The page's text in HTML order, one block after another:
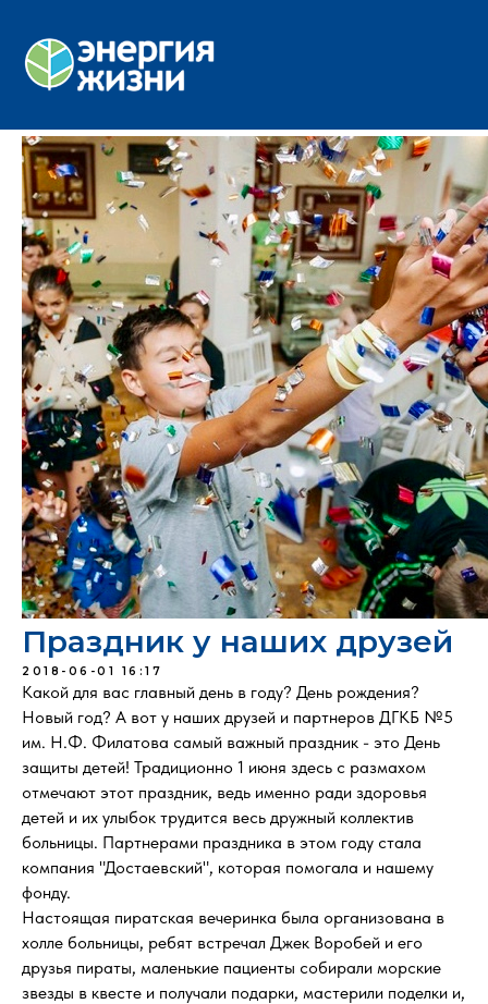
Праздник у наших друзей
2018-06-01 16:17
Какой для вас главный день в году? День рождения?
Новый год? А вот у наших друзей и партнеров ДГКБ №5
им. Н.Ф. Филатова самый важный праздник - это День
защиты детей! Традиционно 1 июня здесь с размахом
отмечают этот праздник, ведь именно ради здоровья
детей и их улыбок трудится весь дружный коллектив
больницы. Партнерами праздника в этом году стала
компания "Достаевский", которая помогала и нашему
фонду.
Настоящая пиратская вечеринка была организована в
холле больницы, ребят встречал Джек Воробей и его
друзья пираты, маленькие пациенты собирали морские
звезды в квесте и получали подарки, мастерили поделки и,